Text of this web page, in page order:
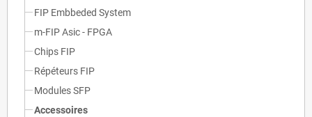
FIP Embbeded System
m-FIP Asic - FPGA
Chips FIP
Répéteurs FIP
Modules SFP
Accessoires